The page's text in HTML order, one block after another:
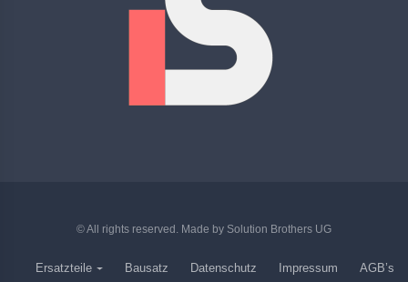
© All rights reserved. Made by Solution Brothers UG
Ersatzteile Bausatz Datenschutz Impressum AGB’s